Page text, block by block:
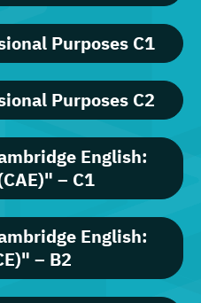
Purposes C1
Purposes C2
English:
– C1
English:
– B2